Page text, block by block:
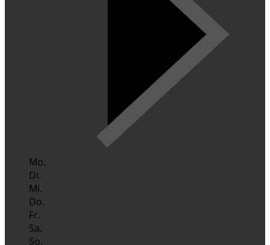
Mo.
Di.
Mi.
Do.
Fr.
Sa.
So.